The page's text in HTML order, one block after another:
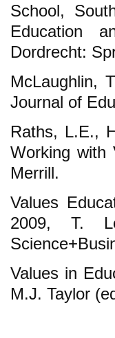
School,
Education
Dordrecht:
McLaughlin,
Journal of
Raths, L.E.,
Working with
Merrill.
Values
2009, T.
Values in
M.J. Taylor